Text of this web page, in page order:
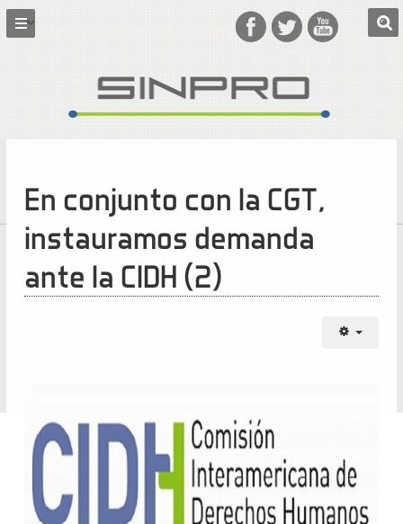
En conjunto con la CGT,
instauramos demanda
ante la CIDH (2)